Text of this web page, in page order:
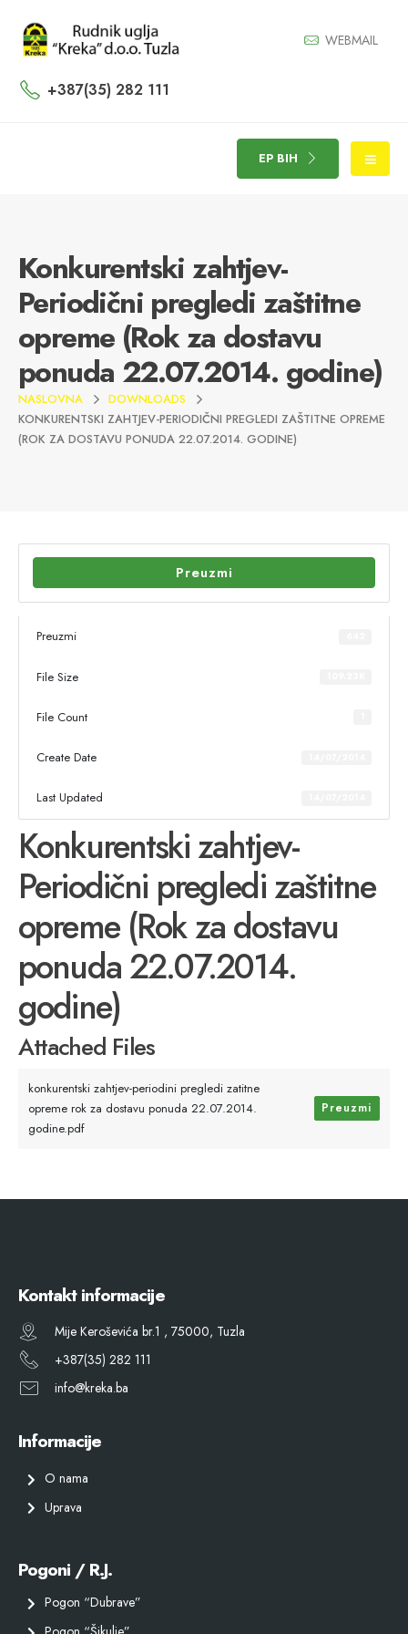
WEBMAIL
+387(35) 282 111
EP BIH
Konkurentski zahtjev-
Periodični pregledi zaštitne
opreme (Rok za dostavu
ponuda 22.07.2014. godine)
NASLOVNA
DOWNLOADS
KONKURENTSKI ZAHTJEV-PERIODIČNI PREGLEDI ZAŠTITNE OPREME
(ROK ZA DOSTAVU PONUDA 22.07.2014. GODINE)
Preuzmi
Preuzmi
File Size
File Count
Create Date
Last Updated
Konkurentski zahtjev-
Periodični pregledi zaštitne
opreme (Rok za dostavu
ponuda 22.07.2014.
godine)
Attached Files
konkurentski zahtjev-periodini pregledi zatitne
opreme rok za dostavu ponuda 22.07.2014.
godine.pdf
Preuzmi
Kontakt informacije
Mije Keroševića br.1 , 75000, Tuzla
+387(35) 282 111
info@kreka.ba
Informacije
O nama
Uprava
Pogoni / R.J.
Pogon “Dubrave”